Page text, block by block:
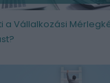
a Vállalkozási